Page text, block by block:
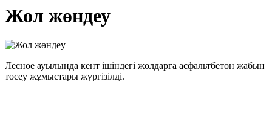
Жол жөндеу
Лесное ауылында кент ішіндегі жолдарға асфальтбетон жабын
төсеу жұмыстары жүргізілді.